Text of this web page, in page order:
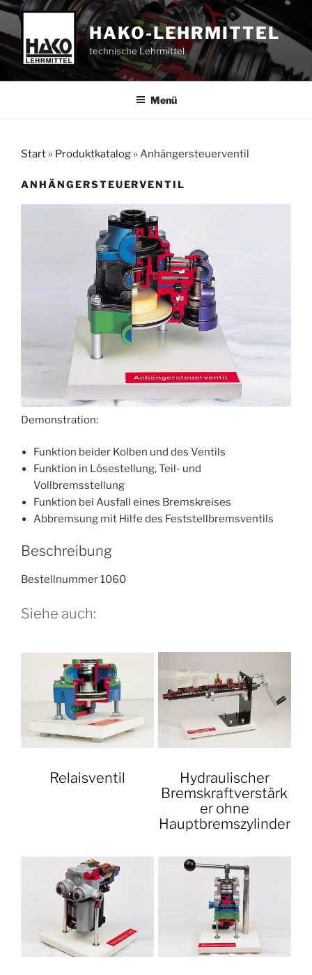
Zum
Inhalt
springen
HAKO-LEHRMITTEL
technische Lehrmittel
Menü
Start » Produktkatalog » Anhängersteuerventil
ANHÄNGERSTEUERVENTIL
Demonstration:
Funktion beider Kolben und des Ventils
Funktion in Lösestellung, Teil- und
Vollbremsstellung
Funktion bei Ausfall eines Bremskreises
Abbremsung mit Hilfe des Feststellbremsventils
Beschreibung
Bestellnummer 1060
Siehe auch:
Relaisventil
Hydraulischer
Bremskraftverstärk
er ohne
Hauptbremszylinder